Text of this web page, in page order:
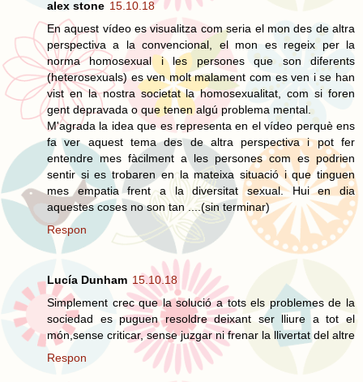
alex stone 15.10.18
En aquest vídeo es visualitza com seria el mon des de altra
perspectiva a la convencional, el mon es regeix per la
norma homosexual i les persones que son diferents
(heterosexuals) es ven molt malament com es ven i se han
vist en la nostra societat la homosexualitat, com si foren
gent depravada o que tenen algú problema mental.
M'agrada la idea que es representa en el vídeo perquè ens
fa ver aquest tema des de altra perspectiva i pot fer
entendre mes fàcilment a les persones com es podrien
sentir si es trobaren en la mateixa situació i que tinguen
mes empatia frent a la diversitat sexual. Hui en dia
aquestes coses no son tan ....(sin terminar)
Respon
Lucía Dunham 15.10.18
Simplement crec que la solució a tots els problemes de la
sociedad es puguen resoldre deixant ser lliure a tot el
món,sense criticar, sense juzgar ni frenar la llivertat del altre
Respon